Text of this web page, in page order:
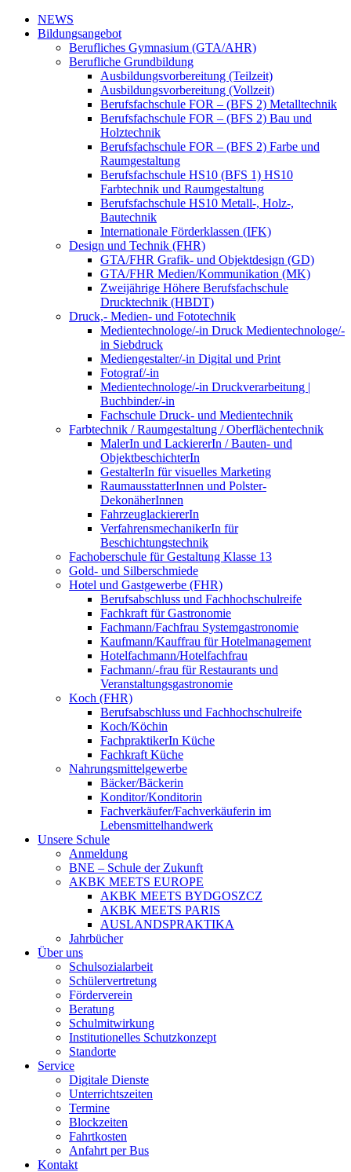
NEWS
Bildungsangebot
Berufliches Gymnasium (GTA/AHR)
Berufliche Grundbildung
Ausbildungsvorbereitung (Teilzeit)
Ausbildungsvorbereitung (Vollzeit)
Berufsfachschule FOR – (BFS 2) Metalltechnik
Berufsfachschule FOR – (BFS 2) Bau und
Holztechnik
Berufsfachschule FOR – (BFS 2) Farbe und
Raumgestaltung
Berufsfachschule HS10 (BFS 1) HS10
Farbtechnik und Raumgestaltung
Berufsfachschule HS10 Metall-, Holz-,
Bautechnik
Internationale Förderklassen (IFK)
Design und Technik (FHR)
GTA/FHR Grafik- und Objektdesign (GD)
GTA/FHR Medien/Kommunikation (MK)
Zweijährige Höhere Berufsfachschule
Drucktechnik (HBDT)
Druck,- Medien- und Fototechnik
Medientechnologe/-in Druck Medientechnologe/-
in Siebdruck
Mediengestalter/-in Digital und Print
Fotograf/-in
Medientechnologe/-in Druckverarbeitung |
Buchbinder/-in
Fachschule Druck- und Medientechnik
Farbtechnik / Raumgestaltung / Oberflächentechnik
MalerIn und LackiererIn / Bauten- und
ObjektbeschichterIn
GestalterIn für visuelles Marketing
RaumausstatterInnen und Polster-
DekonäherInnen
FahrzeuglackiererIn
VerfahrensmechanikerIn für
Beschichtungstechnik
Fachoberschule für Gestaltung Klasse 13
Gold- und Silberschmiede
Hotel und Gastgewerbe (FHR)
Berufsabschluss und Fachhochschulreife
Fachkraft für Gastronomie
Fachmann/Fachfrau Systemgastronomie
Kaufmann/Kauffrau für Hotelmanagement
Hotelfachmann/Hotelfachfrau
Fachmann/-frau für Restaurants und
Veranstaltungsgastronomie
Koch (FHR)
Berufsabschluss und Fachhochschulreife
Koch/Köchin
FachpraktikerIn Küche
Fachkraft Küche
Nahrungsmittelgewerbe
Bäcker/Bäckerin
Konditor/Konditorin
Fachverkäufer/Fachverkäuferin im
Lebensmittelhandwerk
Unsere Schule
Anmeldung
BNE – Schule der Zukunft
AKBK MEETS EUROPE
AKBK MEETS BYDGOSZCZ
AKBK MEETS PARIS
AUSLANDSPRAKTIKA
Jahrbücher
Über uns
Schulsozialarbeit
Schülervertretung
Förderverein
Beratung
Schulmitwirkung
Institutionelles Schutzkonzept
Standorte
Service
Digitale Dienste
Unterrichtszeiten
Termine
Blockzeiten
Fahrtkosten
Anfahrt per Bus
Kontakt